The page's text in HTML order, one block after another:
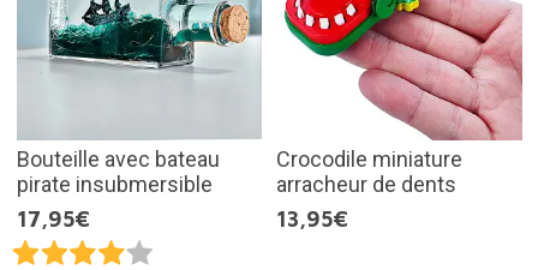
Bouteille avec bateau
pirate insubmersible
17,95€
Crocodile miniature
arracheur de dents
13,95€